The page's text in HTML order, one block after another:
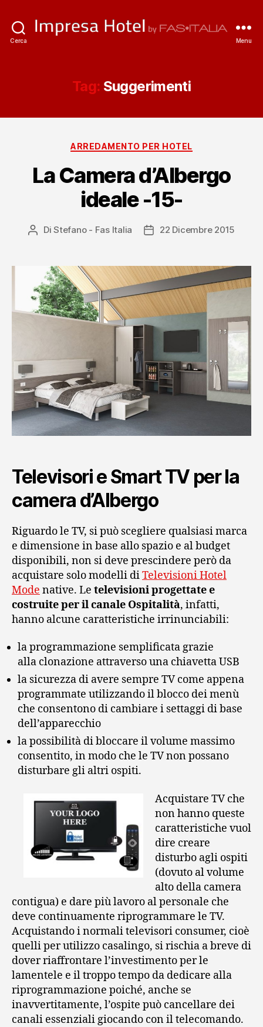
Cerca Menu
Tag: Suggerimenti
Categorie
ARREDAMENTO PER HOTEL
La Camera d’Albergo
ideale -15-
Autore
DiStefano - Fas Italia
Data22 Dicembre 2015
Televisori e Smart TV per la
camera d’Albergo
Riguardo le TV, si può scegliere qualsiasi marca
e dimensione in base allo spazio e al budget
disponibili, non si deve prescindere però da
acquistare solo modelli diTelevisioni Hotel
Mode native. Le televisioni progettate e
costruite per il canale Ospitalità, infatti,
hanno alcune caratteristiche irrinunciabili:
la programmazione semplificata grazie
alla clonazione attraverso una chiavetta USB
la sicurezza di avere sempre TV come appena
programmate utilizzando il blocco dei menù
che consentono di cambiare i settaggi di base
dell’apparecchio
la possibilità di bloccare il volume massimo
consentito, in modo che le TV non possano
disturbare gli altri ospiti.
Acquistare TV che
non hanno queste
caratteristiche vuol
dire creare
disturbo agli ospiti
(dovuto al volume
alto della camera
contigua) e dare più lavoro al personale che
deve continuamente riprogrammare le TV.
Acquistando i normali televisori consumer, cioè
quelli per utilizzo casalingo, si rischia a breve di
dover riaffrontare l’investimento per le
lamentele e il troppo tempo da dedicare alla
riprogrammazione poiché, anche se
inavvertitamente, l’ospite può cancellare dei
canali essenziali giocando con il telecomando.